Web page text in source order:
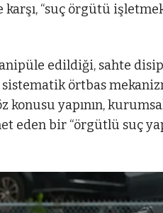
“suç örgütü
edildiği, sahte
örtbas
konusu yapının,
eden bir “örgütlü suç